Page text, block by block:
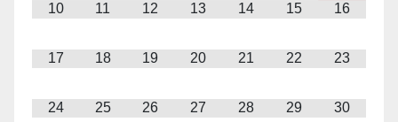
10 11 12 13 14 15 16
17 18 19 20 21 22 23
24 25 26 27 28 29 30